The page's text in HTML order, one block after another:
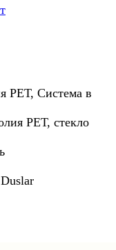
РЕТ, Система в
РЕТ, стекло